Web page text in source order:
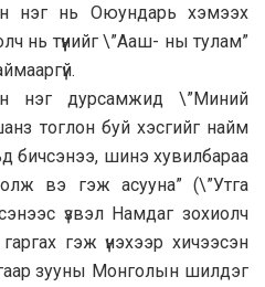
нэг нь Оюундарь хэмээх
нь түүнийг \”Ааш- ны тулам”
нэг дурсамжид \”Миний
тоглон буй хэсгийг найм
бичсэнээ, шинэ хувилбараа
вэ гэж асууна” (\”Утга
үзвэл Намдаг зохиолч
гэж үнэхээр хичээсэн
зууны Монголын шилдэг